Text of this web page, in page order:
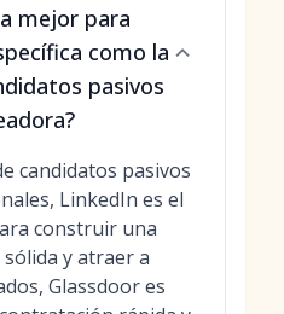
mejor para
como la
pasivos
candidatos pasivos
LinkedIn es el
construir una
y atraer a
Glassdoor es